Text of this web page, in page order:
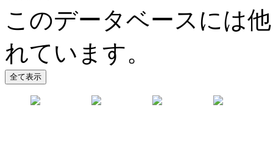
このデータベースには
れています。